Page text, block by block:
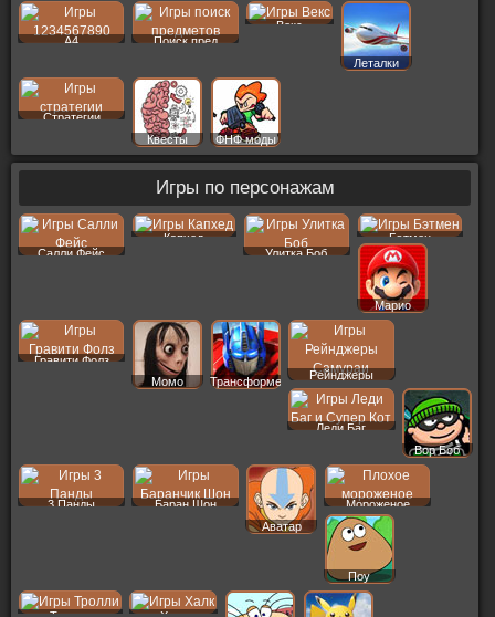
A4 Поиск пред
Векс
Леталки
Стратегии
Квесты
ФНФ моды
Игры по персонажам
Салли Фейс
Капхед
Улитка Боб
Бэтмен
Марио
Гравити Фолз
Момо
Трансформеры
Рейнджеры
Леди Баг
Вор Боб
3 Панды
Баран Шон
Аватар
Мороженое
Поу